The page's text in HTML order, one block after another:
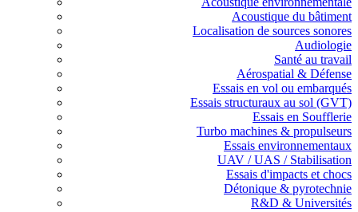
Acoustique du bâtiment
Localisation de sources sonores
Audiologie
Santé au travail
Aérospatial & Défense
Essais en vol ou embarqués
Essais structuraux au sol (GVT)
Essais en Soufflerie
Turbo machines & propulseurs
Essais environnementaux
UAV / UAS / Stabilisation
Essais d'impacts et chocs
Détonique & pyrotechnie
R&D & Universités